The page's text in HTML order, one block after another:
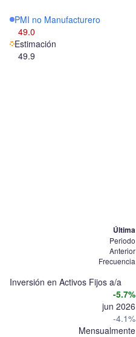
PMI no Manufacturero
49.0
Estimación
49.9
Última
Periodo
Anterior
Frecuencia
Inversión en Activos Fijos a/a
-5.7%
jun 2026
-4.1%
Mensualmente